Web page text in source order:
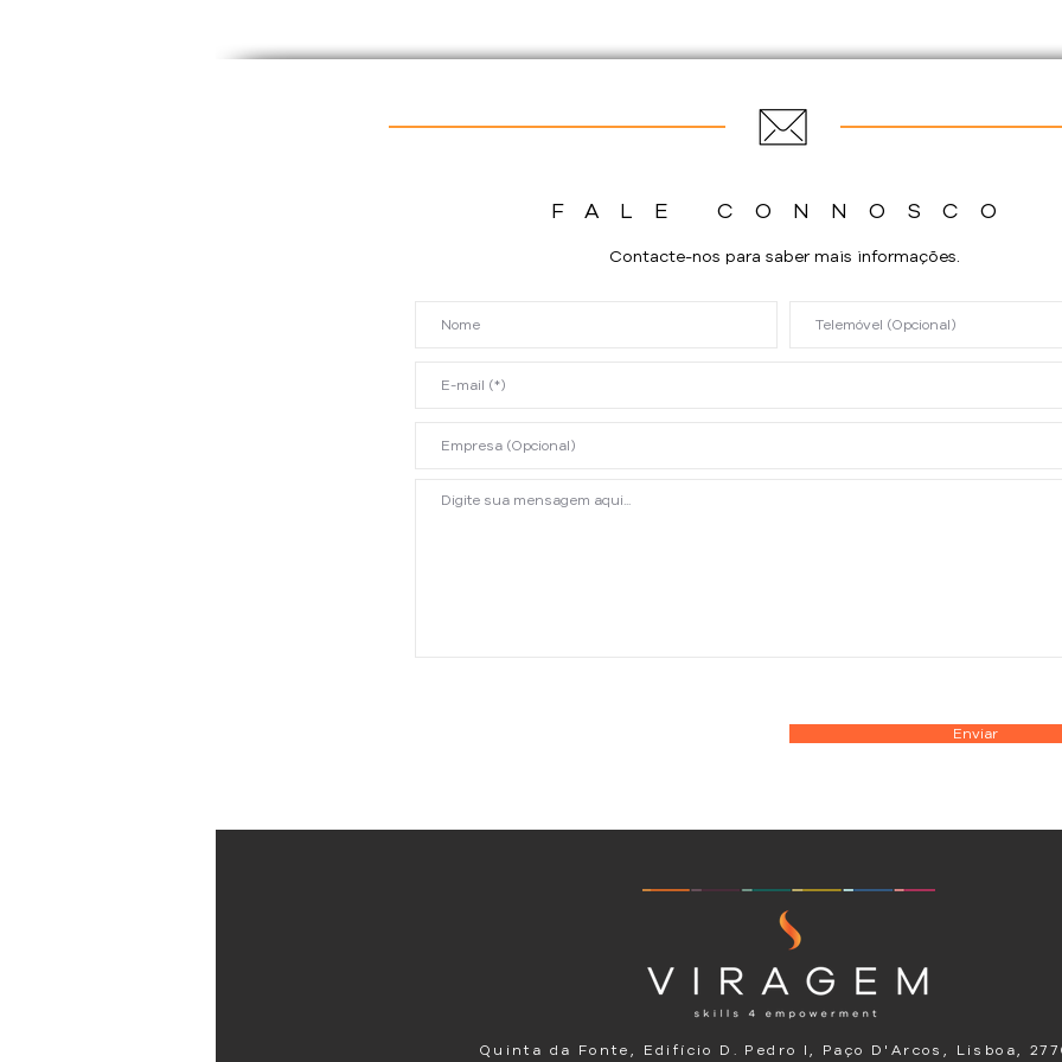
"Algoritmo" dos
Gestão do Ciclo | Ep. 2 |
FALE CONNOSCO
Contacte-nos para saber mais informações.
Enviar
Quinta da Fonte, Edifício D. Pedro I, Paço D'Arcos, Lisboa,